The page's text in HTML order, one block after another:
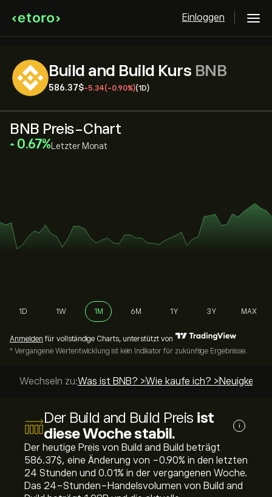
Einloggen
Build and Build Kurs BNB
586.37‎$‎-5.34(-0.90%)(1D)
BNB Preis-Chart
‎0.67‎ Letzter Monat
1D 1W 1M 6M 1Y 3Y MAX
Anmelden für vollständige Charts, unterstützt von
* Vergangene Wertentwicklung ist kein Indikator für zukünftige Ergebnisse.
Wechseln zu:Was ist BNB? >Wie kaufe ich? > Neuigkeiten
Der Build and Build Preis ist
diese Woche stabil.
i
Der heutige Preis von Build and Build beträgt
586.37‎$‎, eine Änderung von ‎-0.90‎% in den letzten
24 Stunden und ‎0.01‎% in der vergangenen Woche.
Das 24-Stunden-Handelsvolumen von Build and